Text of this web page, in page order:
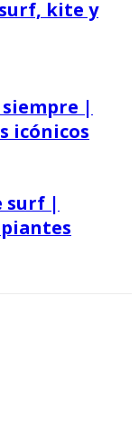
kite y
siempre |
icónicos
surf |